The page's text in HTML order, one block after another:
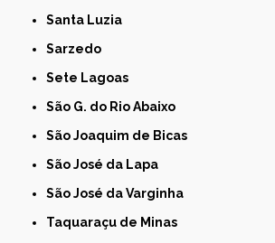
Santa Luzia
Sarzedo
Sete Lagoas
São G. do Rio Abaixo
São Joaquim de Bicas
São José da Lapa
São José da Varginha
Taquaraçu de Minas